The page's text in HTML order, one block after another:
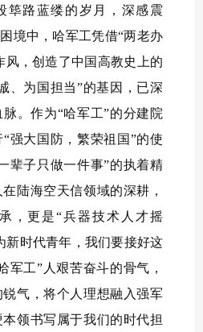
筚路蓝缕的岁月，深感震
境中，哈军工凭借“两老办
风，创造了中国高教史上的
、为国担当”的基因，已深
。作为“哈军工”的分建院
强大国防，繁荣祖国”的使
辈子只做一件事”的执着精
陆海空天信领域的深耕，
，更是“兵器技术人才摇
新时代青年，我们要接好这
军工”人艰苦奋斗的骨气，
气，将个人理想融入强军
领书写属于我们的时代担